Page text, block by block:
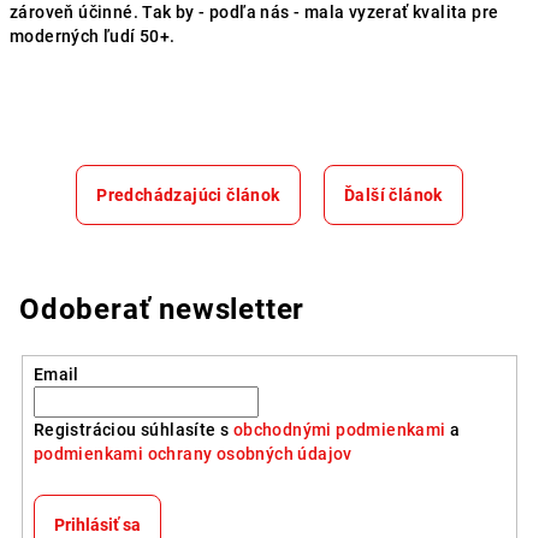
zároveň účinné. Tak by - podľa nás - mala vyzerať kvalita pre
moderných ľudí 50+.
Predchádzajúci článok Ďalší článok
Odoberať newsletter
Email
Registráciou súhlasíte s obchodnými podmienkami a
podmienkami ochrany osobných údajov
Prihlásiť sa